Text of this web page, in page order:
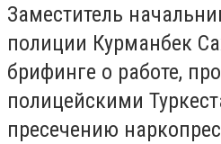
Заместитель
полиции Курманбек
брифинге о работе,
полицейскими
пресечению